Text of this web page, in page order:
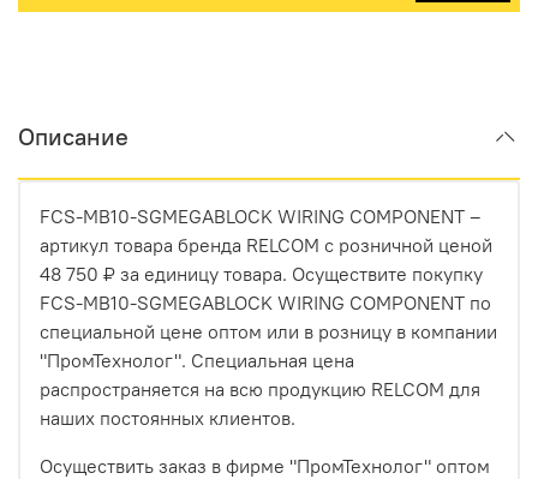
Описание
FCS-MB10-SGMEGABLOCK WIRING COMPONENT –
артикул товара бренда RELCOM с розничной ценой
48 750 ₽ за единицу товара. Осуществите покупку
FCS-MB10-SGMEGABLOCK WIRING COMPONENT по
специальной цене оптом или в розницу в компании
"ПромТехнолог". Специальная цена
распространяется на всю продукцию RELCOM для
наших постоянных клиентов.
Осуществить заказ в фирме "ПромТехнолог" оптом